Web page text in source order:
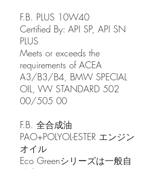
F.B. PLUS 10W40
Certified By: API SP, API SN
PLUS
Meets or exceeds the
requirements of ACEA
A3/B3/B4, BMW SPECIAL
OIL, VW STANDARD 502
00/505 00
F.B. 全合成油
PAO+POLYOL-ESTER エンジン
オイル
Eco Greenシリーズは一般自